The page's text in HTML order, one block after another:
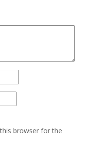
browser for the